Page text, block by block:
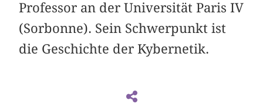
Professor an der Universität Paris IV
(Sorbonne). Sein Schwerpunkt ist
die Geschichte der Kybernetik.